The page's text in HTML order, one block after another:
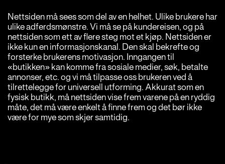
Nettsiden må sees som del av en helhet. Ulike brukere har
ulike adferdsmønstre. Vi må se på kundereisen, og på
nettsiden som ett av flere steg mot et kjøp. Nettsiden er
ikke kun en informasjonskanal. Den skal bekrefte og
forsterke brukerens motivasjon. Inngangen til
«butikken» kan komme fra sosiale medier, søk, betalte
annonser, etc. og vi må tilpasse oss brukeren ved å
tilrettelegge for universell utforming. Akkurat som en
fysisk butikk, må nettsiden vise frem varene på en ryddig
måte, det må være enkelt å finne frem og det bør ikke
være for mye som skjer samtidig.